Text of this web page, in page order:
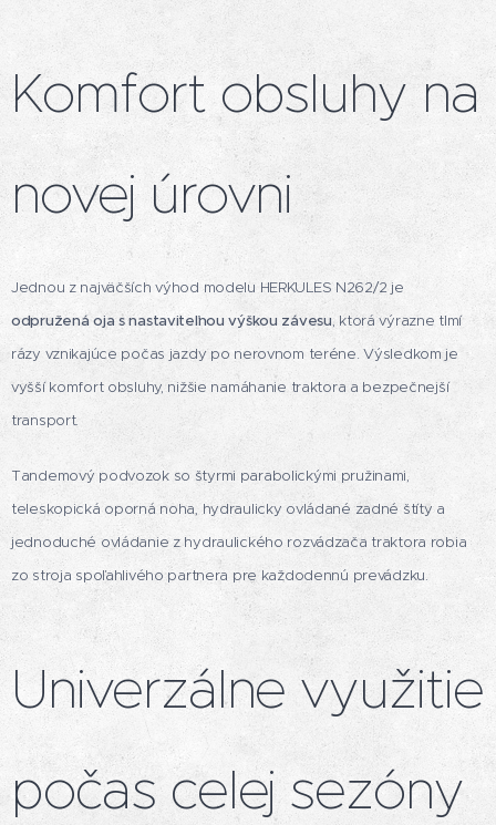
Komfort obsluhy na
novej úrovni
Jednou z najväčších výhod modelu HERKULES N262/2 je
odpružená oja s nastaviteľnou výškou závesu, ktorá výrazne tlmí
rázy vznikajúce počas jazdy po nerovnom teréne. Výsledkom je
vyšší komfort obsluhy, nižšie namáhanie traktora a bezpečnejší
transport.
Tandemový podvozok so štyrmi parabolickými pružinami,
teleskopická oporná noha, hydraulicky ovládané zadné štíty a
jednoduché ovládanie z hydraulického rozvádzača traktora robia
zo stroja spoľahlivého partnera pre každodennú prevádzku.
Univerzálne využitie
počas celej sezóny